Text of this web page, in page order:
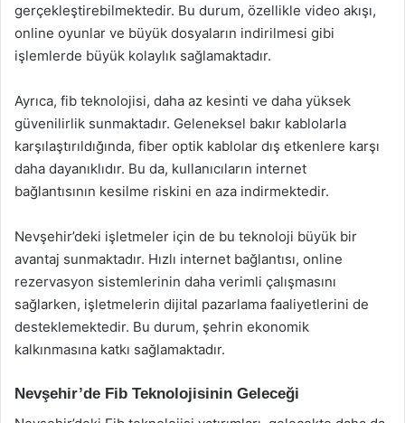
gerçekleştirebilmektedir. Bu durum, özellikle video akışı,
online oyunlar ve büyük dosyaların indirilmesi gibi
işlemlerde büyük kolaylık sağlamaktadır.
Ayrıca, fib teknolojisi, daha az kesinti ve daha yüksek
güvenilirlik sunmaktadır. Geleneksel bakır kablolarla
karşılaştırıldığında, fiber optik kablolar dış etkenlere karşı
daha dayanıklıdır. Bu da, kullanıcıların internet
bağlantısının kesilme riskini en aza indirmektedir.
Nevşehir’deki işletmeler için de bu teknoloji büyük bir
avantaj sunmaktadır. Hızlı internet bağlantısı, online
rezervasyon sistemlerinin daha verimli çalışmasını
sağlarken, işletmelerin dijital pazarlama faaliyetlerini de
desteklemektedir. Bu durum, şehrin ekonomik
kalkınmasına katkı sağlamaktadır.
Nevşehir’de Fib Teknolojisinin Geleceği